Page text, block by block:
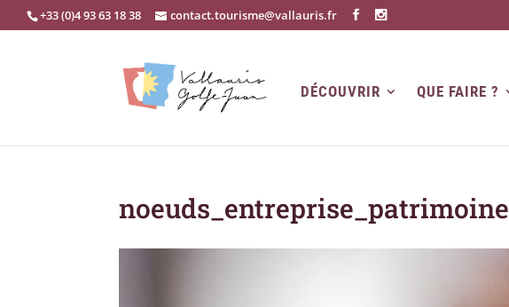
+33 (0)4 93 63 18 38 contact.tourisme@vallauris.fr
DÉCOUVRIR QUE FAIRE ?
noeuds_entreprise_patrimoine